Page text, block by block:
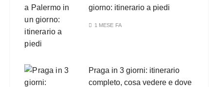
giorno: itinerario a piedi
1 MESE FA
Praga in 3 giorni: itinerario
completo, cosa vedere e dove